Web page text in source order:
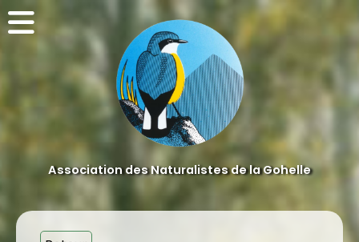
Association des Naturalistes de la Gohelle